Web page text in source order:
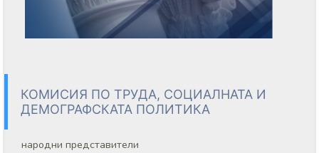
КОМИСИЯ ПО ТРУДА, СОЦИАЛНАТА И
ДЕМОГРАФСКАТА ПОЛИТИКА
народни представители